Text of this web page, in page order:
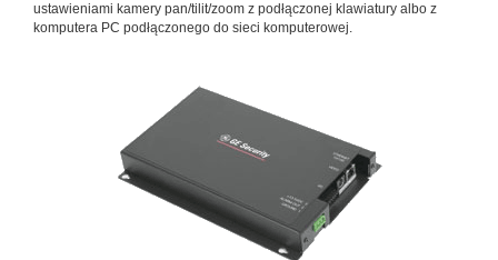
ustawieniami kamery pan/tilit/zoom z podłączonej klawiatury albo z
komputera PC podłączonego do sieci komputerowej.